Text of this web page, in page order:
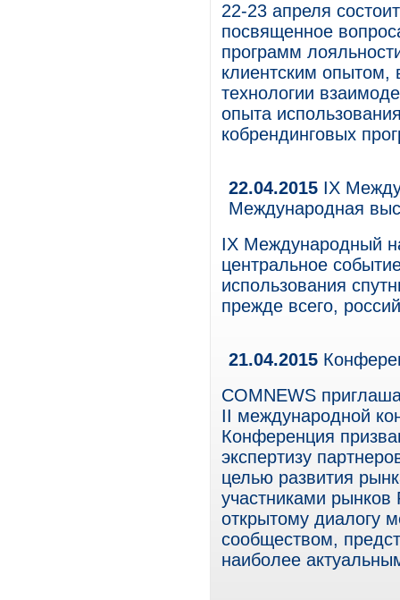
22-23 апреля
посвященное
программ
клиентским опытом,
технологии
опыта
кобрендинговых
22.04.2015 IX
Международная
IX Международный
центральное
использования
прежде всего,
21.04.2015
COMNEWS
II международной
Конференция
экспертизу
целью развития
участниками рынков
открытому диалогу
сообществом,
наиболее